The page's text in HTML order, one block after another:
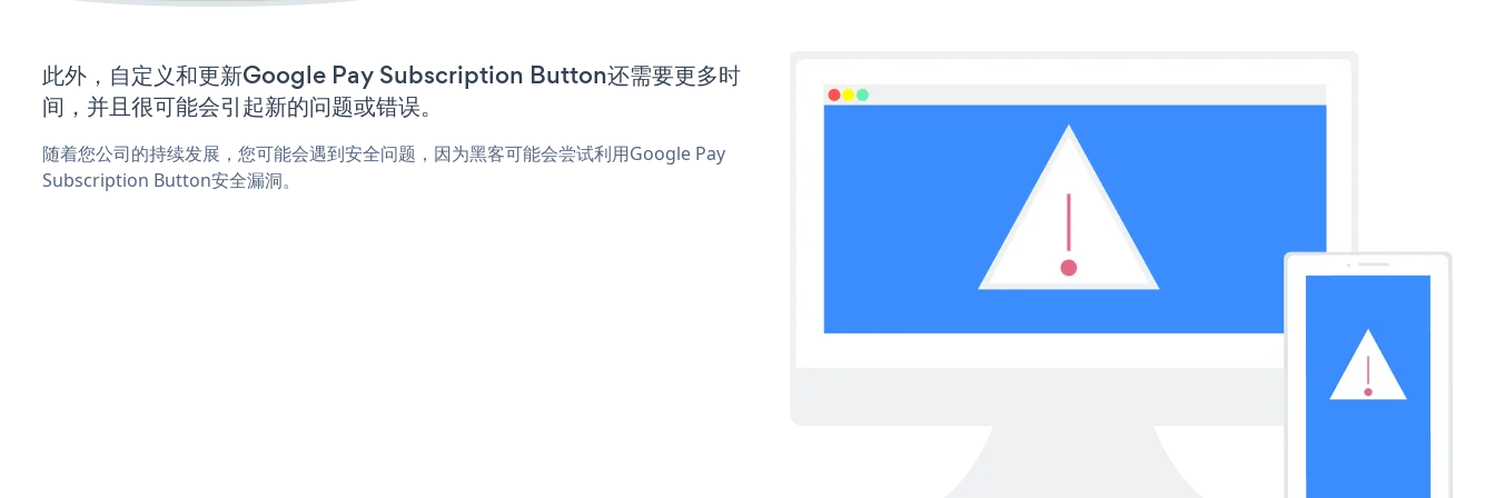
此外，自定义和更新Google Pay Subscription Button还需要更多时
间，并且很可能会引起新的问题或错误。
随着您公司的持续发展，您可能会遇到安全问题，因为黑客可能会尝试利用Google Pay
Subscription Button安全漏洞。